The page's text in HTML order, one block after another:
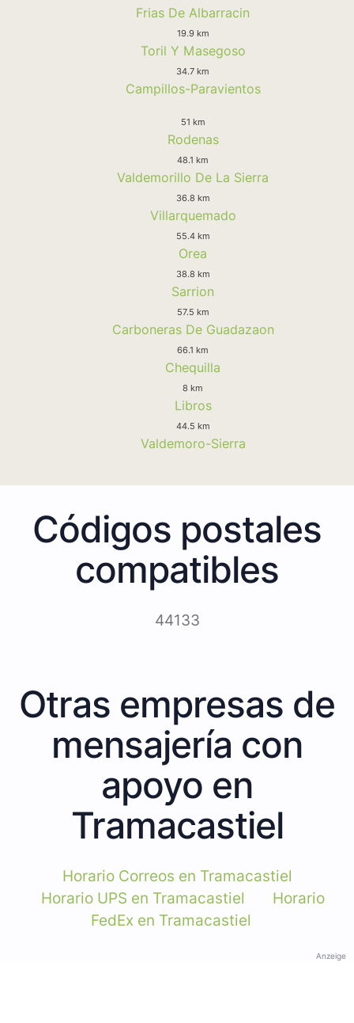
Frias De Albarracin
19.9 km
Toril Y Masegoso
34.7 km
Campillos-Paravientos
51 km
Rodenas
48.1 km
Valdemorillo De La Sierra
36.8 km
Villarquemado
55.4 km
Orea
38.8 km
Sarrion
57.5 km
Carboneras De Guadazaon
66.1 km
Chequilla
8 km
Libros
44.5 km
Valdemoro-Sierra
Códigos postales
compatibles
44133
Otras empresas de
mensajería con
apoyo en
Tramacastiel
Horario Correos en Tramacastiel
Horario UPS en Tramacastiel
Horario
FedEx en Tramacastiel
Anzeige